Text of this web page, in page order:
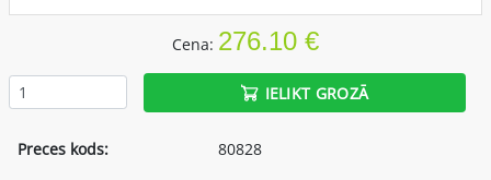
Cena: 276.10 €
IELIKT GROZĀ
Preces kods:
80828